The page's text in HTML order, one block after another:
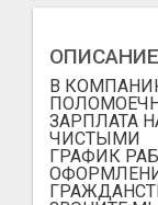
ОПИСАНИЕ
В
ЗАРПЛАТА
ЧИСТЫМИ
ГРАФИК